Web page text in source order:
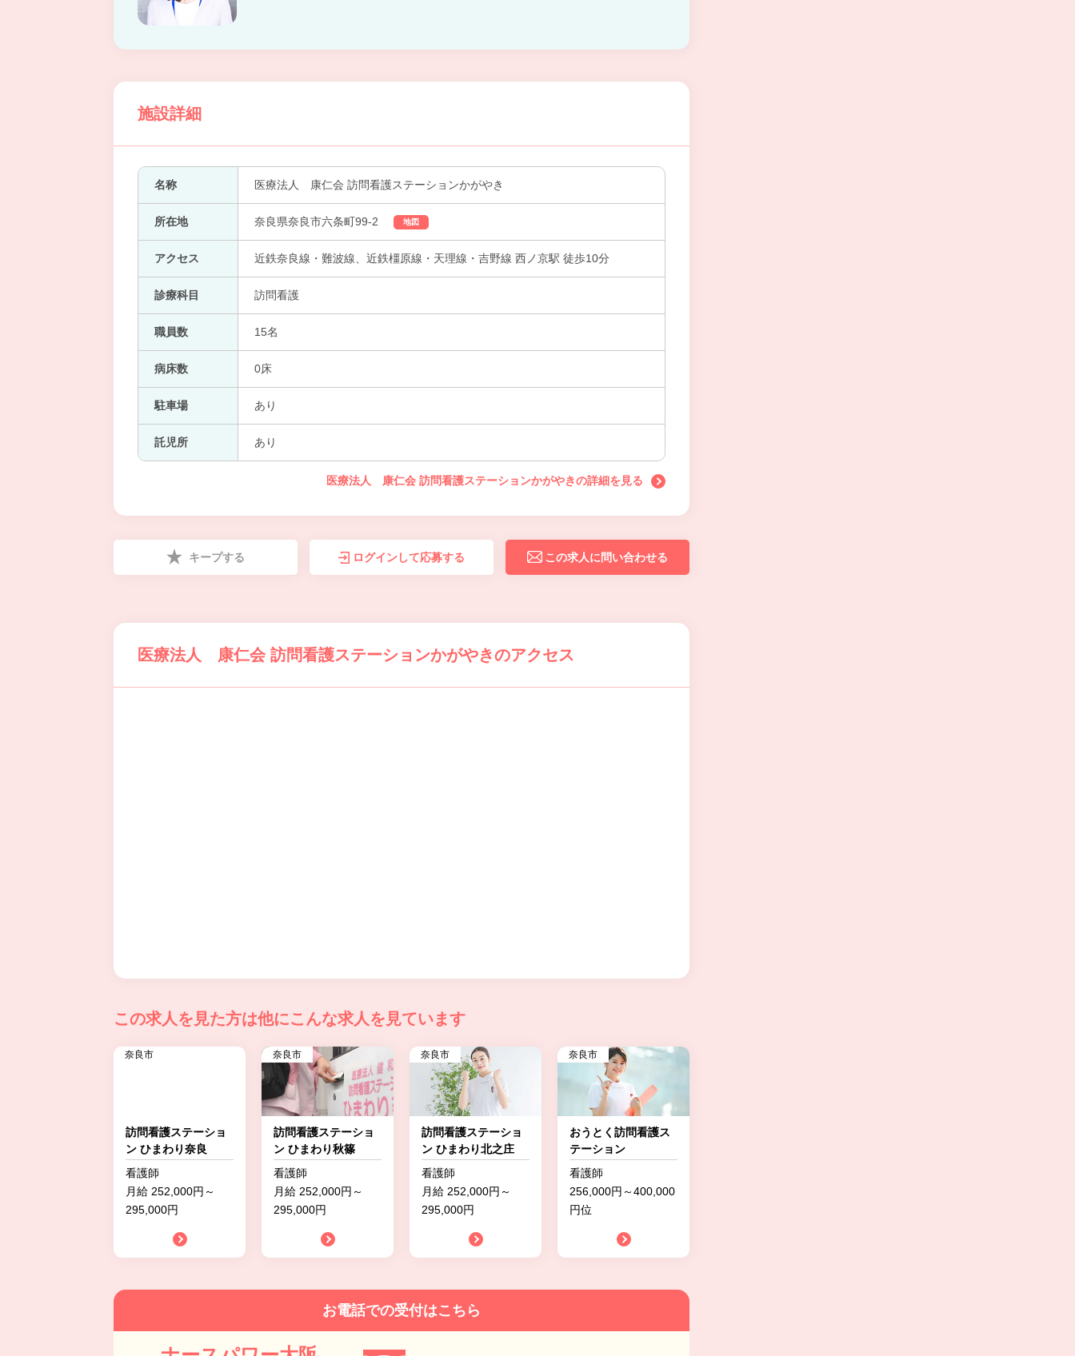
施設詳細
名称 医療法人 康仁会 訪問看護ステーションかがやき
所在地 奈良県奈良市六条町99-2 地図
アクセス 近鉄奈良線・難波線、近鉄橿原線・天理線・吉野線 西ノ京駅 徒歩10分
診療科目 訪問看護
職員数 15名
病床数 0床
駐車場 あり
託児所 あり
医療法人 康仁会 訪問看護ステーションかがやきの詳細を見る
キープする ログインして応募する この求人に問い合わせる
医療法人 康仁会 訪問看護ステーションかがやきのアクセス
この求人を見た方は他にこんな求人を見ています
奈良市
訪問看護ステーショ
ン ひまわり奈良
看護師
月給 252,000円～
295,000円
奈良市
訪問看護ステーショ
ン ひまわり秋篠
看護師
月給 252,000円～
295,000円
奈良市
訪問看護ステーショ
ン ひまわり北之庄
看護師
月給 252,000円～
295,000円
奈良市
おうとく訪問看護ス
テーション
看護師
256,000円～400,000
円位
お電話での受付はこちら